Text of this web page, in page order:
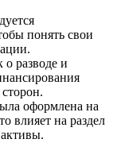
понять свои
о разводе и
оформлена на
влияет на раздел